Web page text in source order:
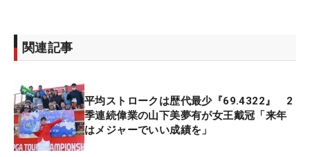
達成はならなかった。今年は「全米女子オープン」
2位、「AIG女子オープン」（全英）3位と海外メジ
スに参戦。そんな1年を「特に幸せでした」と振り
返った。
最終戦もトータル5アンダー・4位タイと上位フィニ
関連記事
平均ストロークは歴代最少『69.4322』 2
季連続偉業の山下美夢有が女王戴冠「来年
はメジャーでいい成績を」